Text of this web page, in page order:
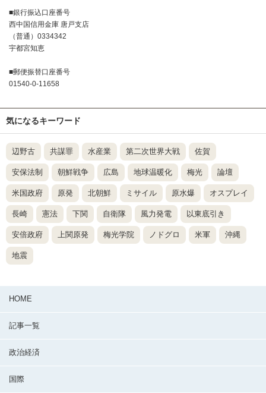
■銀行振込口座番号
西中国信用金庫 唐戸支店
（普通）0334342
宇都宮知恵
■郵便振替口座番号
01540-0-11658
気になるキーワード
辺野古 共謀罪 水産業 第二次世界大戦 佐賀
安保法制 朝鮮戦争 広島 地球温暖化 梅光 論壇
米国政府 原発 北朝鮮 ミサイル 原水爆 オスプレイ
長崎 憲法 下関 自衛隊 風力発電 以東底引き
安倍政府 上関原発 梅光学院 ノドグロ 米軍 沖縄
地震
HOME
記事一覧
政治経済
国際